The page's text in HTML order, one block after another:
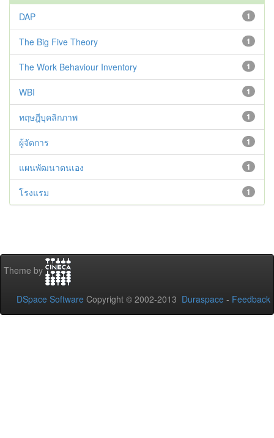
1
DAP
1
The Big Five Theory
1
The Work Behaviour Inventory
1
WBI
1
ทฤษฎีบุคลิกภาพ
1
ผู้จัดการ
1
แผนพัฒนาตนเอง
1
โรงแรม
Theme by
DSpace Software Copyright © 2002-2013 Duraspace - Feedback